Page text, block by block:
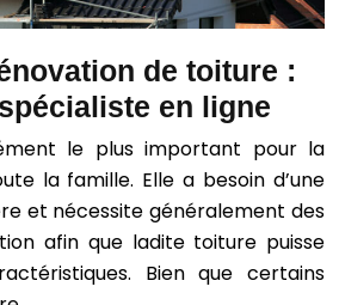
de toiture :
en ligne
le plus important pour la
la famille. Elle a besoin d’une
et nécessite généralement des
afin que ladite toiture puisse
Bien que certains